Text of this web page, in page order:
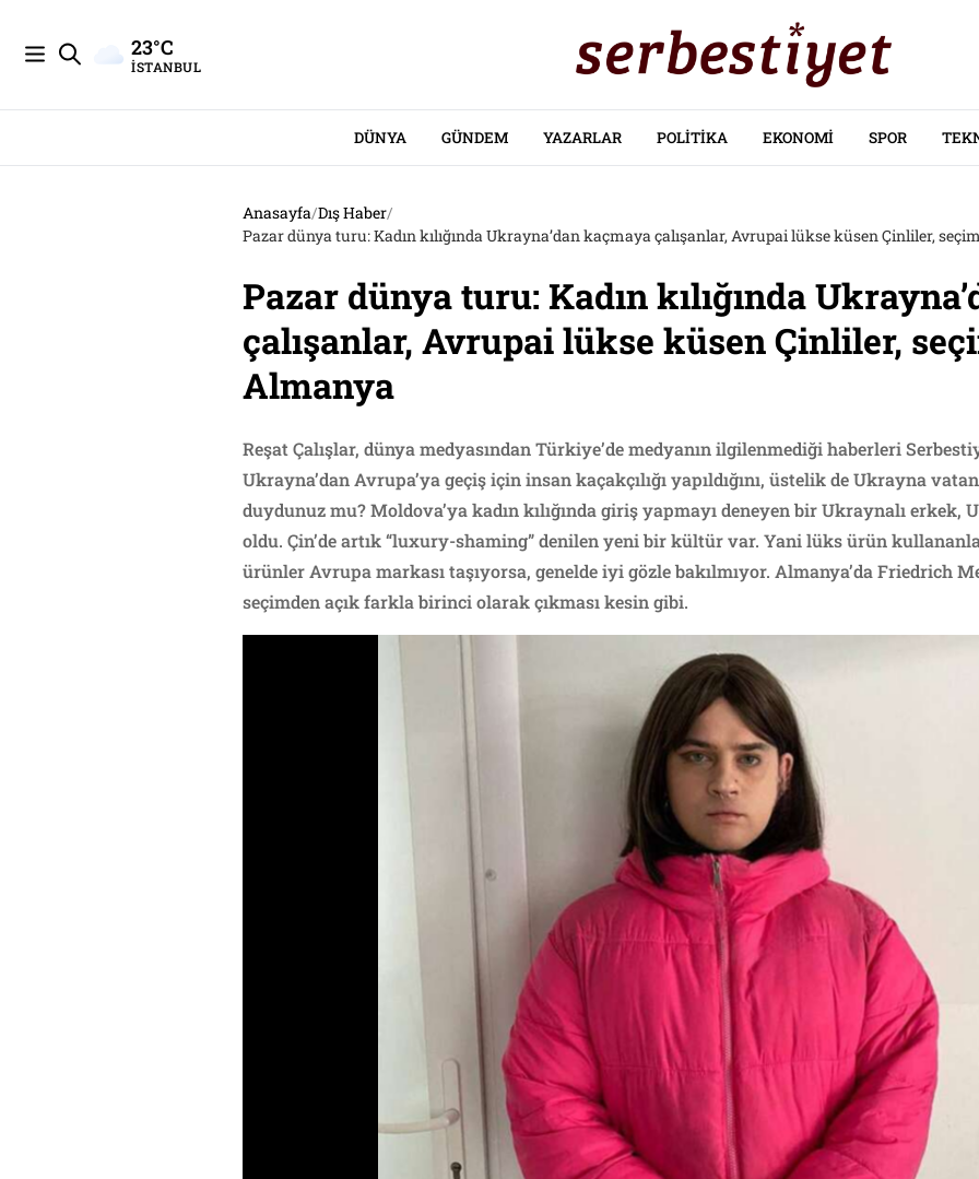
23°C
İSTANBUL
DÜNYA GÜNDEM YAZARLAR POLITIKA EKONOMI SPOR
Anasayfa/Dış Haber/
Pazar dünya turu: Kadın kılığında Ukrayna’dan kaçmaya çalışanlar, Avrupai lükse küsen Çinliler,
Pazar dünya turu: Kadın kılığında
çalışanlar, Avrupai lükse küsen Çinliler,
Almanya
Reşat Çalışlar, dünya medyasından Türkiye’de medyanın ilgilenmediği haberleri
Ukrayna’dan Avrupa’ya geçiş için insan kaçakçılığı yapıldığını, üstelik de Ukrayna
duydunuz mu? Moldova’ya kadın kılığında giriş yapmayı deneyen bir Ukraynalı
oldu. Çin’de artık “luxury-shaming” denilen yeni bir kültür var. Yani lüks ürün
ürünler Avrupa markası taşıyorsa, genelde iyi gözle bakılmıyor. Almanya’da Friedrich
seçimden açık farkla birinci olarak çıkması kesin gibi.